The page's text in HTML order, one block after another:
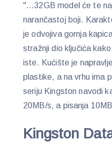
"…32GB model će te
narančastoj boji.
je odvojiva gornja
stražnji dio ključića
iste. Kućište je
plastike, a na vrhu ima
seriju Kingston navodi
20MB/s, a pisanja
Kingston